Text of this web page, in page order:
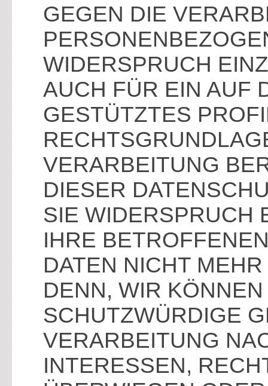
GEGEN DIE
WIDERSPRUCH
AUCH FÜR EIN AUF
GESTÜTZTES
VERARBEITUNG
DIESER
SIE WIDERSPRUCH
IHRE
DATEN NICHT
DENN, WIR
SCHUTZWÜRDIGE
VERARBEITUNG
INTERESSEN,